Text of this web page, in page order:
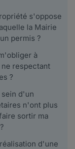
s'oppose
la Mairie
permis ?
à
respectant
?
sein d'un
n'ont plus
sortir ma
d'une